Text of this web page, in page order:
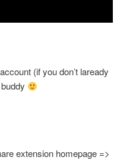
(if you don’t laready
extension homepage =>